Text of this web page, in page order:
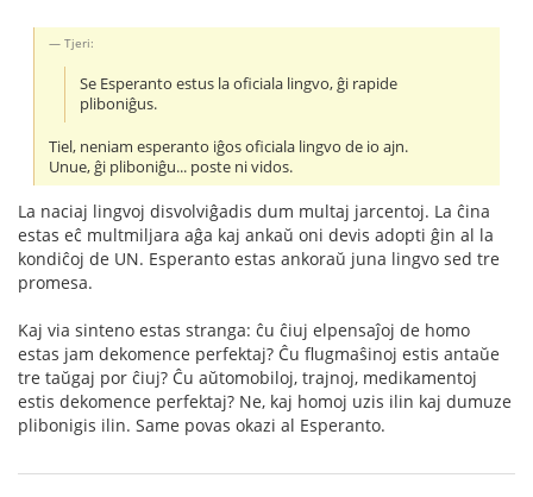
Tjeri:
Se Esperanto estus la oficiala lingvo, ĝi rapide
pliboniĝus.
Tiel, neniam esperanto iĝos oficiala lingvo de io ajn.
Unue, ĝi pliboniĝu... poste ni vidos.
La naciaj lingvoj disvolviĝadis dum multaj jarcentoj. La ĉina
estas eĉ multmiljara aĝa kaj ankaŭ oni devis adopti ĝin al la
kondiĉoj de UN. Esperanto estas ankoraŭ juna lingvo sed tre
promesa.
Kaj via sinteno estas stranga: ĉu ĉiuj elpensaĵoj de homo
estas jam dekomence perfektaj? Ĉu flugmaŝinoj estis antaŭe
tre taŭgaj por ĉiuj? Ĉu aŭtomobiloj, trajnoj, medikamentoj
estis dekomence perfektaj? Ne, kaj homoj uzis ilin kaj dumuze
plibonigis ilin. Same povas okazi al Esperanto.